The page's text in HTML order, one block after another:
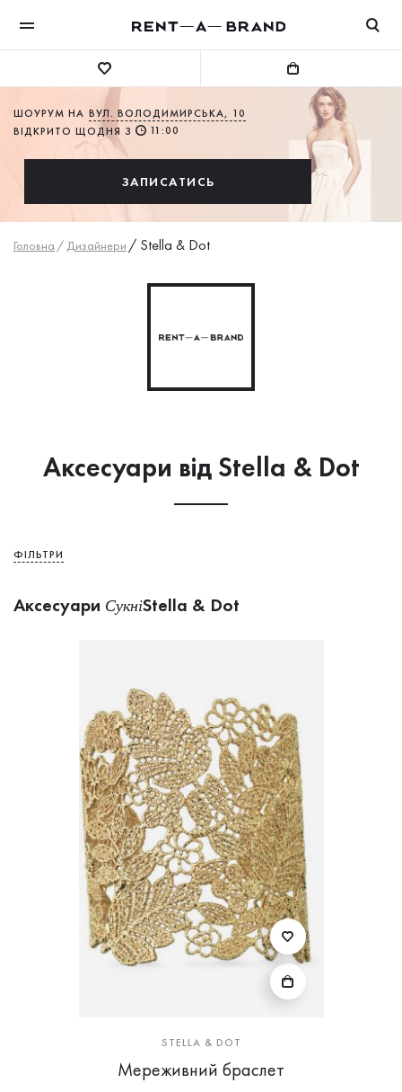
ШОУРУМ НА ВУЛ. ВОЛОДИМИРСЬКА, 10
ВІДКРИТО ЩОДНЯ З
11:00
ЗАПИСАТИСЬ
Головна / Дизайнери / Stella & Dot
Аксесуари від Stella & Dot
ФІЛЬТРИ
Аксесуари СукнiStella & Dot
STELLA & DOT
Мереживний браслет